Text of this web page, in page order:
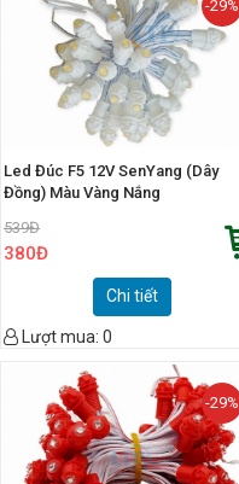
-29%
Led Đúc F5 12V SenYang (Dây
Đồng) Màu Vàng Nắng
539Đ
380Đ
Chi tiết
Lượt mua: 0
-29%